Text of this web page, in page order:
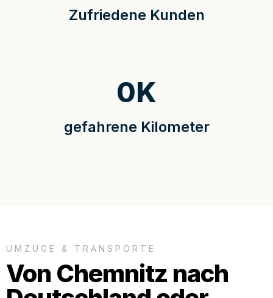
Zufriedene Kunden
gefahrene Kilometer
0K
UMZÜGE & TRANSPORTE
Von Chemnitz nach